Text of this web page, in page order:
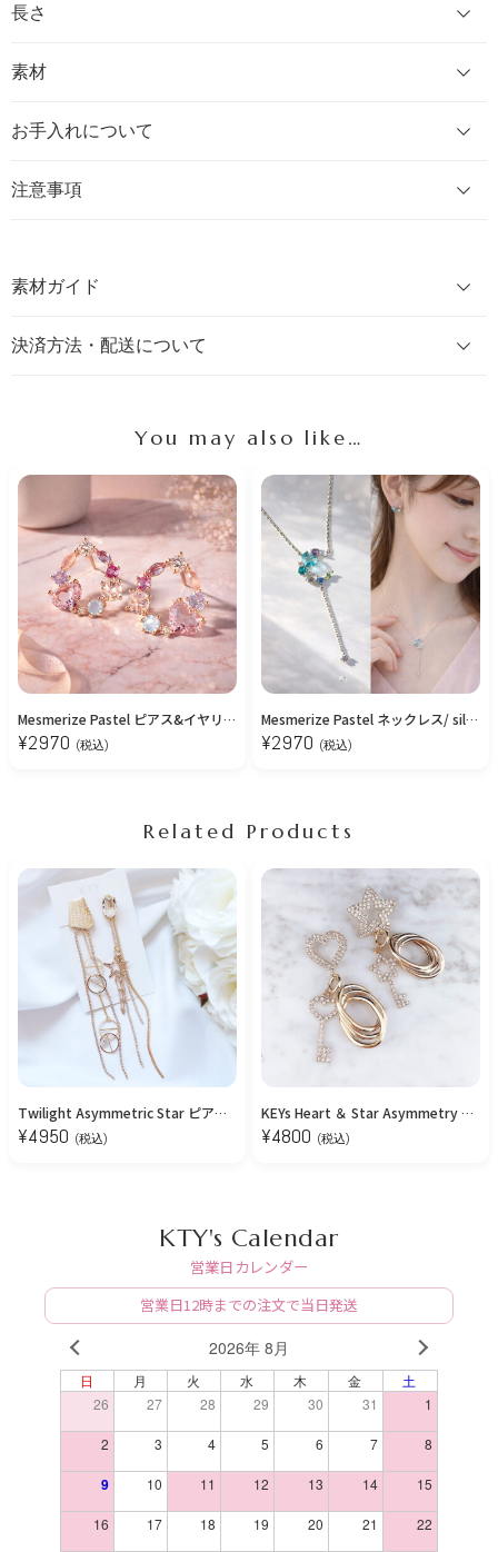
長さ
素材
お手入れについて
注意事項
素材ガイド
決済方法・配送について
You may also like…
Mesmerize Pastel ピアス&イヤリング/pink gold
¥2970 (税込)
Mesmerize Pastel ネックレス/ silver
¥2970 (税込)
Related Products
Twilight Asymmetric Star ピアス/Gold
¥4950 (税込)
KEYs Heart ＆ Star Asymmetry ピアス
¥4800 (税込)
KTY's Calendar
営業日カレンダー
営業日12時までの注文で当日発送
PREV 2026年 8月 NEXT
日 月 火 水 木 金
土
26
27 28 29 30 31 1
2 3 4 5 6 7 8
9 10 11 12 13 14 15
16 17 18 19 20 21 22